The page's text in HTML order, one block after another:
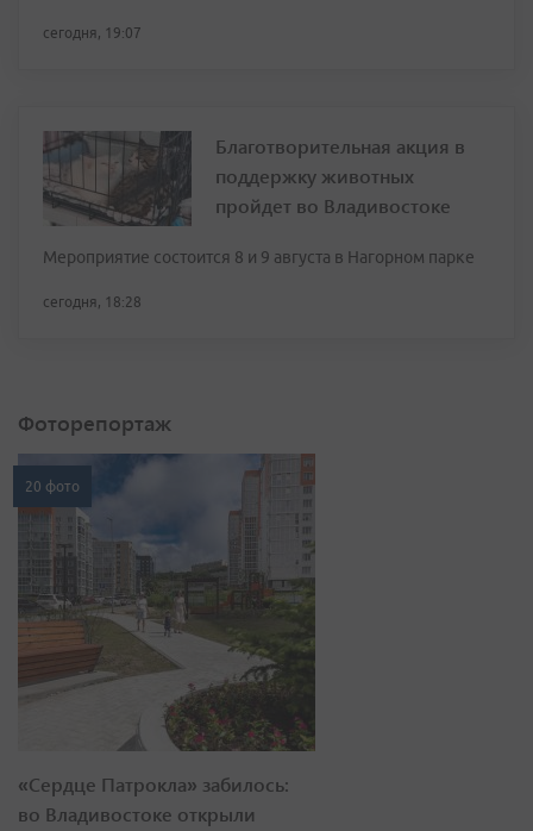
сегодня, 19:07
Благотворительная акция в
поддержку животных
пройдет во Владивостоке
Мероприятие состоится 8 и 9 августа в Нагорном парке
сегодня, 18:28
Фоторепортаж
20 фото
«Сердце Патрокла» забилось:
во Владивостоке открыли